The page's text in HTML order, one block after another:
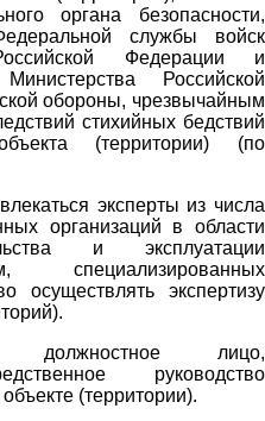
органа безопасности,
службы войск
Федерации и
Российской
обороны, чрезвычайным
стихийных бедствий
(территории) (по
эксперты из числа
организаций в области
и эксплуатации
специализированных
осуществлять экспертизу
должностное лицо,
руководство
(территории).